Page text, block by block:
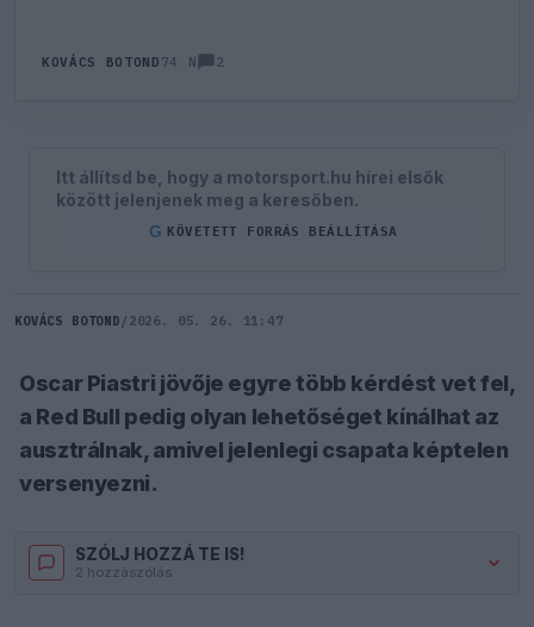
KOVÁCS BOTOND 74 N 2
Itt állítsd be, hogy a motorsport.hu hírei elsők
között jelenjenek meg a keresőben.
G KÖVETETT FORRÁS BEÁLLÍTÁSA
KOVÁCS BOTOND / 2026. 05. 26. 11:47
Oscar Piastri jövője egyre több kérdést vet fel,
a Red Bull pedig olyan lehetőséget kínálhat az
ausztrálnak, amivel jelenlegi csapata képtelen
versenyezni.
SZÓLJ HOZZÁ TE IS!
2 hozzászólás.